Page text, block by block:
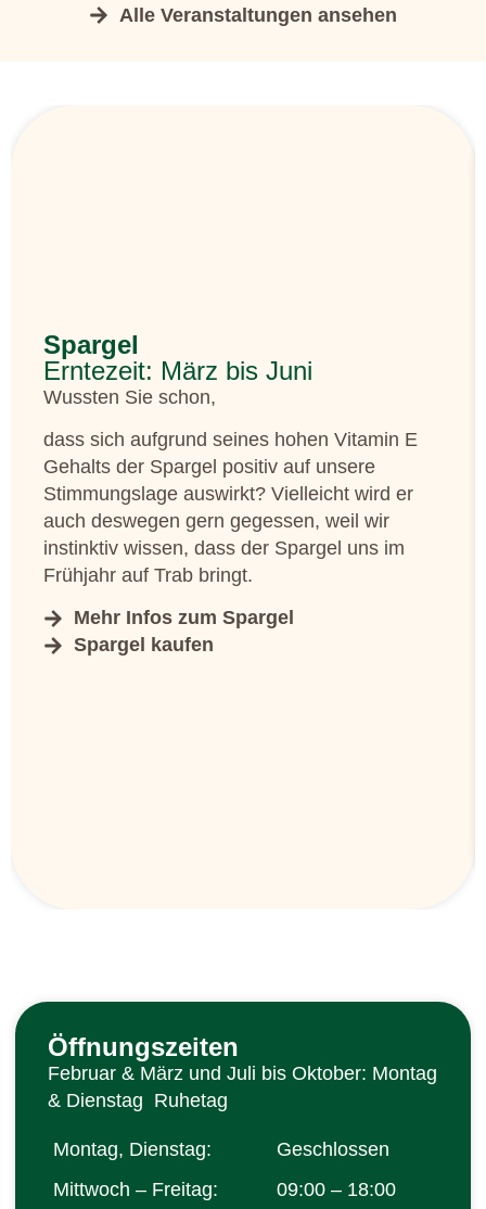
Alle Veranstaltungen ansehen
Spargel
Erntezeit: März bis Juni
Wussten Sie schon,
dass sich aufgrund seines hohen Vitamin E
Gehalts der Spargel positiv auf unsere
Stimmungslage auswirkt? Vielleicht wird er
auch deswegen gern gegessen, weil wir
instinktiv wissen, dass der Spargel uns im
Frühjahr auf Trab bringt.
Mehr Infos zum Spargel
Spargel kaufen
Öffnungszeiten
Februar & März und Juli bis Oktober: Montag
& Dienstag Ruhetag
Montag, Dienstag:
Geschlossen
Mittwoch – Freitag:
09:00 – 18:00